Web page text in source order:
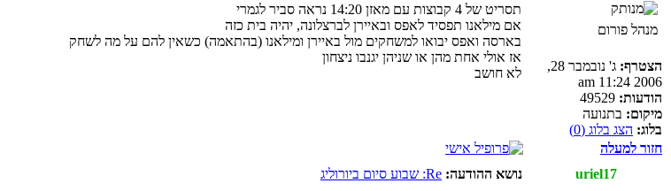
מנהל פורום
הצטרף:
ג' נובמבר 28,
2006 11:24 am
הודעות:
מיקום: בתנועה
בלוג: הצג בלוג (0)
תסריט של 4 קבוצות עם מאזן 14:20 נראה סביר לגמרי
אם מילאנו תפסיד לאפס ובאיירן לברצלונה, יהיה בית כזה
בארסה ואפס יבואו למשחקים מול באיירן ומילאנו (בהתאמה) כשאין להם על מה לשחק
אז אולי אחת מהן או שניהן יגנבו ניצחון
לא חושב
חזור למעלה
uriel17
נושא ההודעה: Re: שבוע סיום ביורוליג